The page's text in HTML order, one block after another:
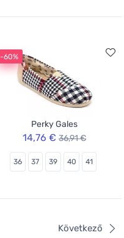
-60%
Perky Gales
14,76 € 36,91 €
36 37 39 40 41
Következő